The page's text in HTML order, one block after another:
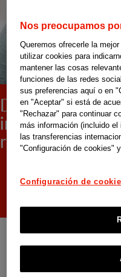
Día del
imprescindible
Nos preocupamos
Queremos ofrecerle la
utilizar cookies para
mantener las cosas
funciones de las redes
sus preferencias aquí o en
en "Aceptar" si está de
"Rechazar" para continuar
más información (incluido
las transferencias
"Configuración de cookies"
Configuración de